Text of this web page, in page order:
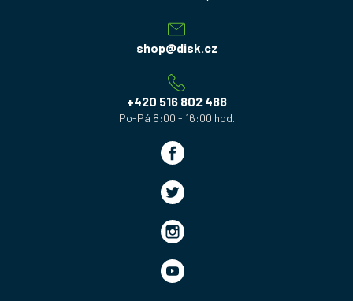
shop@disk.cz
+420 516 802 488